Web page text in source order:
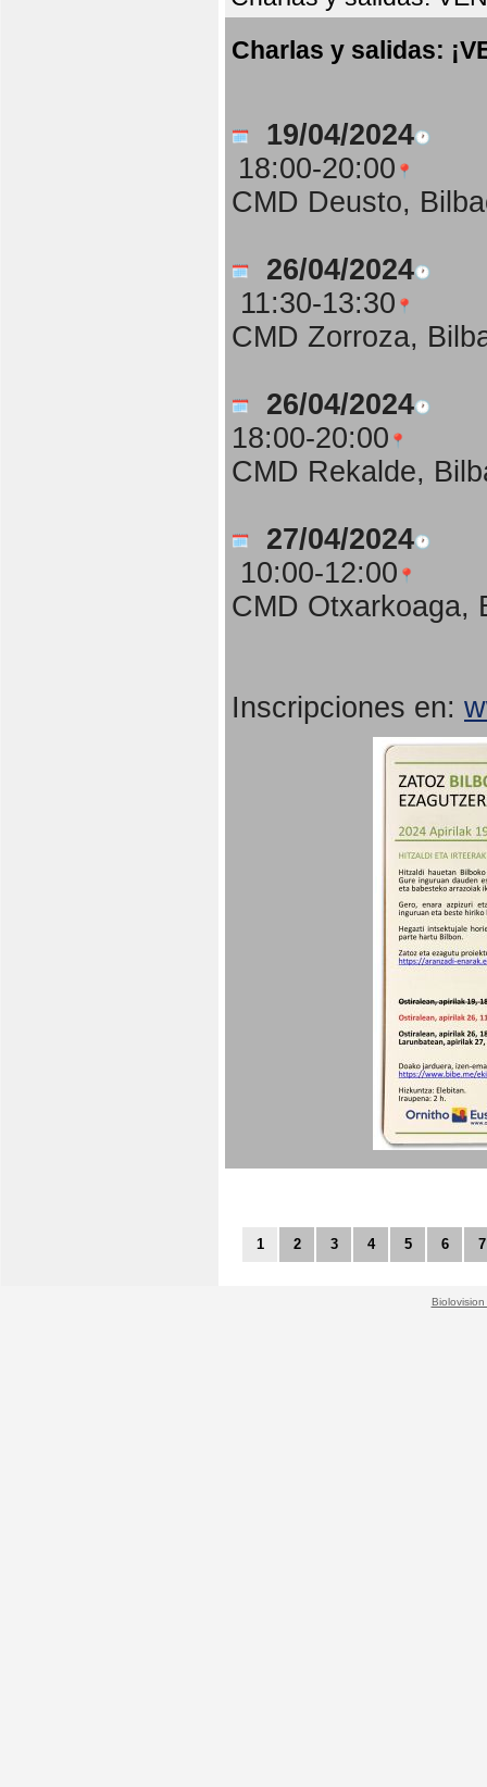
Charlas y salidas:
19/04/2024
18:00-20:00
CMD Deusto,
26/04/2024
11:30-13:30
CMD Zorroza,
26/04/2024
18:00-20:00
CMD Rekalde,
27/04/2024
10:00-12:00
CMD Otxarkoaga,
Inscripciones en:
1 2 3 4 5 6 7
Biolovision